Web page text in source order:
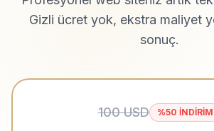
Gizli ücret yok, ekstra maliyet
sonuç.
100 USD %50 İNDİRİM